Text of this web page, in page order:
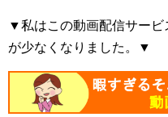
▼私はこの動画配信サービ
が少なくなりました。▼